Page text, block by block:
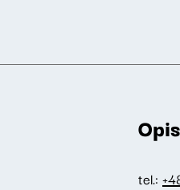
tel.: